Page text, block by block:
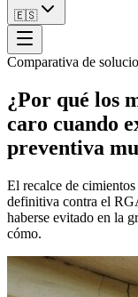
🇪🇸
Comparativa de
¿Por qué los
caro cuando
preventiva
El recalce de
definitiva contra el
haberse evitado en la
cómo.